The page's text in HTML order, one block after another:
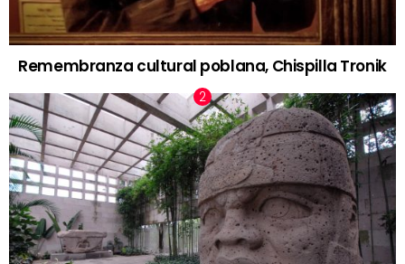
Remembranza cultural poblana, Chispilla Tronik